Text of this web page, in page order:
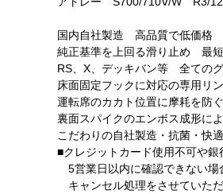
国内自社製造 高品質で低価格
純正基準を上回る滑り止め 最
RS、X、デッキバン等 全てのグ
床面固定フックに対応の専用リ
運転席のカカト位置に摩耗を防
裏面スパイクのエンボス成形に
こだわりの自社製造・抗菌・快適
■クレジットカード使用不可や銀
5営業日以内に確認できない場
キャンセル処理をさせていただ